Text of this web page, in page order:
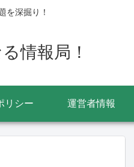
を深掘り！
情報局！
リシー 運営者情報